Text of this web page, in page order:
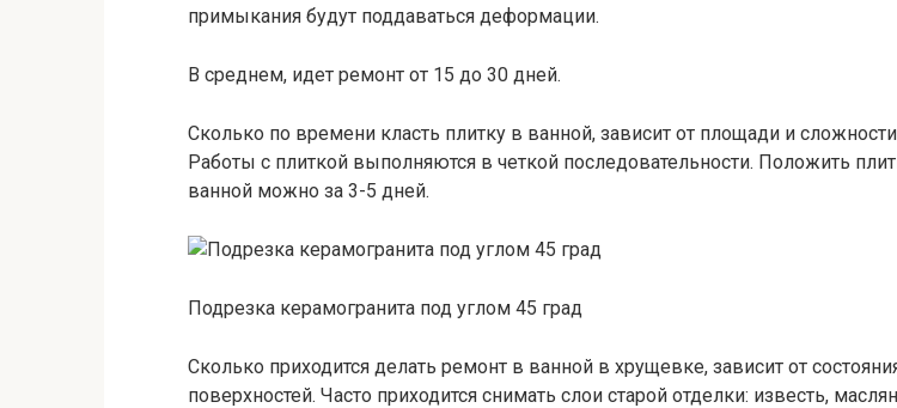
примыкания будут поддаваться деформации.
В среднем, идет ремонт от 15 до 30 дней.
Сколько по времени класть плитку в ванной, зависит от площади и
Работы с плиткой выполняются в четкой последовательности. Положить
ванной можно за 3-5 дней.
Подрезка керамогранита под углом 45 град
Сколько приходится делать ремонт в ванной в хрущевке, зависит от
поверхностей. Часто приходится снимать слои старой отделки: известь,